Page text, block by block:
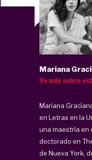
Mariana
Ve más sobre
Mariana
en Letras en la
una maestría en
doctorado en
de Nueva York,